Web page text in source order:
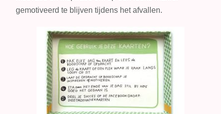
gemotiveerd te blijven tijdens het afvallen.